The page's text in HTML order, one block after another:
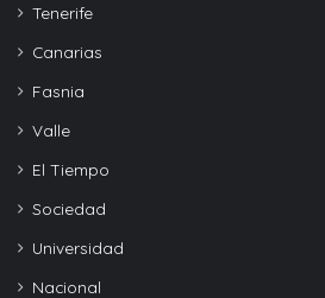
Tenerife
Canarias
Fasnia
Valle
El Tiempo
Sociedad
Universidad
Nacional